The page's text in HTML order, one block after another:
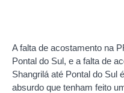
A falta de acostamento na
Pontal do Sul, e a falta de
Shangrilá até Pontal do Sul
absurdo que tenham feito